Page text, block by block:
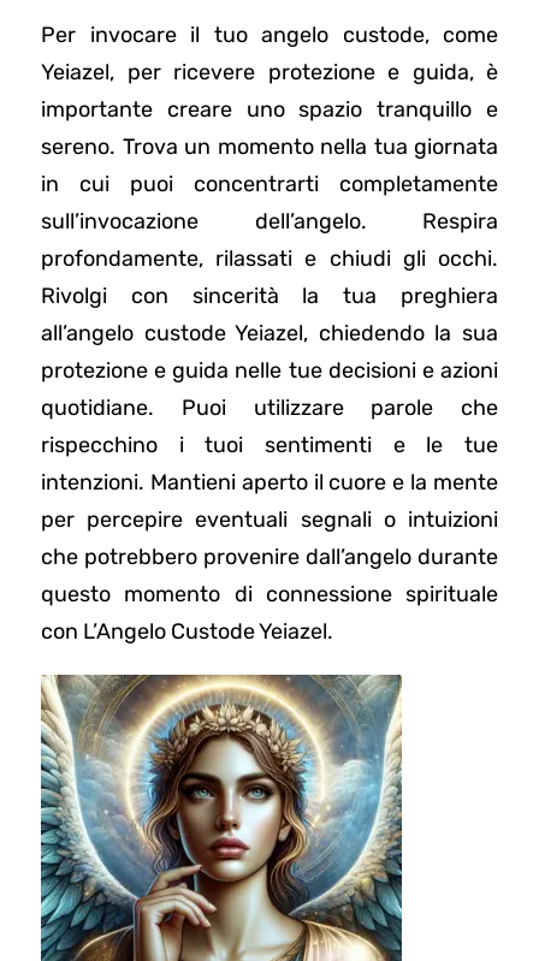
Per invocare il tuo angelo custode, come
Yeiazel, per ricevere protezione e guida, è
importante creare uno spazio tranquillo e
sereno. Trova un momento nella tua giornata
in cui puoi concentrarti completamente
sull’invocazione dell’angelo. Respira
profondamente, rilassati e chiudi gli occhi.
Rivolgi con sincerità la tua preghiera
all’angelo custode Yeiazel, chiedendo la sua
protezione e guida nelle tue decisioni e azioni
quotidiane. Puoi utilizzare parole che
rispecchino i tuoi sentimenti e le tue
intenzioni. Mantieni aperto il cuore e la mente
per percepire eventuali segnali o intuizioni
che potrebbero provenire dall’angelo durante
questo momento di connessione spirituale
con L’Angelo Custode Yeiazel.